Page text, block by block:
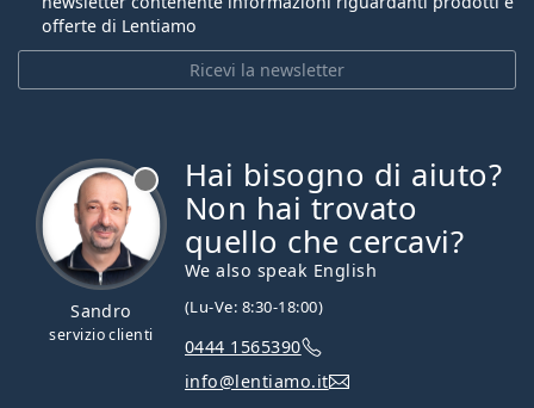
Ricevi la newsletter
offerte di Lentiamo
Sandro
servizio clienti
Hai bisogno di aiuto?
Non hai trovato
quello che cercavi?
We also speak English
(Lu-Ve: 8:30-18:00)
0444 1565390
info@lentiamo.it